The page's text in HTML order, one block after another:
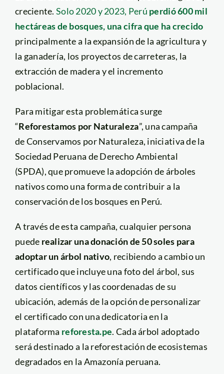
creciente. Solo 2020 y 2023, Perú perdió 600 mil
hectáreas de bosques, una cifra que ha crecido
principalmente a la expansión de la agricultura y
la ganadería, los proyectos de carreteras, la
extracción de madera y el incremento
poblacional.
Para mitigar esta problemática surge
“Reforestamos por Naturaleza”, una campaña
de Conservamos por Naturaleza, iniciativa de la
Sociedad Peruana de Derecho Ambiental
(SPDA), que promueve la adopción de árboles
nativos como una forma de contribuir a la
conservación de los bosques en Perú.
A través de esta campaña, cualquier persona
puede realizar una donación de 50 soles para
adoptar un árbol nativo, recibiendo a cambio un
certificado que incluye una foto del árbol, sus
datos científicos y las coordenadas de su
ubicación, además de la opción de personalizar
el certificado con una dedicatoria en la
plataforma reforesta.pe. Cada árbol adoptado
será destinado a la reforestación de ecosistemas
degradados en la Amazonía peruana.